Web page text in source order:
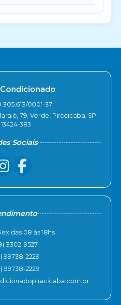
0001-37
79, Verde, Piracicaba, SP,
13424-383
Sociais
das 08 às 18hs
3302-9527
99738-2229
99738-2229